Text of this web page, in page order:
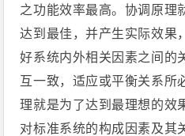
之功能效率最高。协调原理
达到最佳，并产生实际效果
好系统内外相关因素之间的
互一致，适应或平衡关系所
理就是为了达到最理想的效
对标准系统的构成因素及其